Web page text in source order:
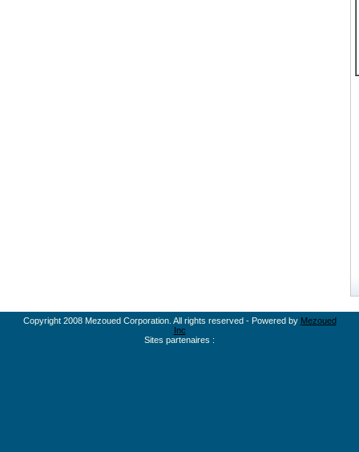
Copyright 2008 Mezoued Corporation. All rights reserved - Powered by Mezoued
Inc
Sites partenaires :